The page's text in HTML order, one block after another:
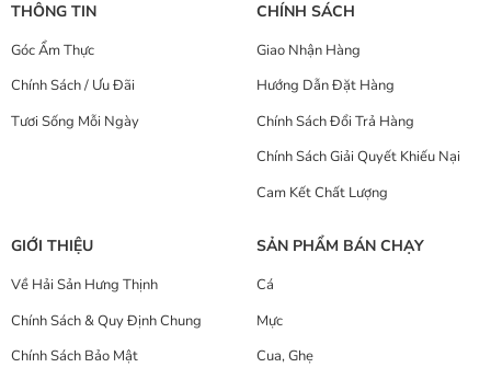
THÔNG TIN
Góc Ẩm Thực
Chính Sách / Ưu Đãi
Tươi Sống Mỗi Ngày
CHÍNH SÁCH
Giao Nhận Hàng
Hướng Dẫn Đặt Hàng
Chính Sách Đổi Trả Hàng
Chính Sách Giải Quyết Khiếu Nại
Cam Kết Chất Lượng
GIỚI THIỆU
Về Hải Sản Hưng Thịnh
Chính Sách & Quy Định Chung
Chính Sách Bảo Mật
SẢN PHẨM BÁN CHẠY
Cá
Mực
Cua, Ghẹ